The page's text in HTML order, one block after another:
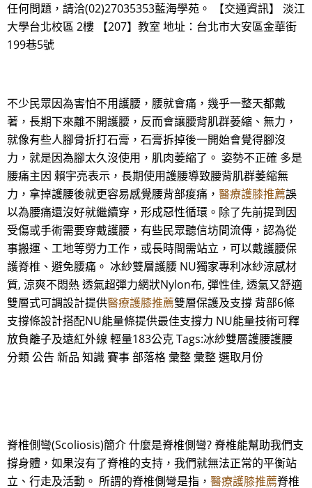
任何問題，請洽(02)27035353藍海學苑。 【交通資訊】 淡江
大學台北校區 2樓 【207】教室 地址：台北市大安區金華街
199巷5號
不少民眾因為害怕不用護腰，腰就會痛，幾乎一整天都戴
著，長期下來離不開護腰，反而會讓腰背肌群萎縮、無力，
就像有些人腳骨折打石膏，石膏拆掉後一開始會覺得腳沒
力，就是因為腳太久沒使用，肌肉萎縮了。 姿勢不正確 多是
腰痛主因 賴宇亮表示，長期使用護腰導致腰背肌群萎縮無
力，拿掉護腰後就更容易感覺腰背部痠痛， 醫療護膝推薦誤
以為腰痛還沒好就繼續穿，形成惡性循環。除了先前提到因
受傷或手術需要穿戴護腰，有些民眾聽信坊間流傳，認為從
事搬運、工地等勞力工作，或長時間需站立，可以戴護腰保
護脊椎、避免腰痛。 冰紗雙層護腰 NU獨家專利冰紗涼感材
質, 涼爽不悶熱 透氣超彈力網狀Nylon布, 彈性佳, 透氣又舒適
雙層式可調設計提供醫療護膝推薦雙層保護及支撐 背部6條
支撐條設計搭配NU能量條提供最佳支撐力 NU能量技術可釋
放負離子及遠紅外線 輕量183公克 Tags:冰紗雙層護腰護腰
分類 公告 新品 知識 賽事 部落格 彙整 彙整 選取月份
脊椎側彎(Scoliosis)簡介 什麼是脊椎側彎? 脊椎能幫助我們支
撐身體，如果沒有了脊椎的支持，我們就無法正常的平衡站
立、行走及活動。 所謂的脊椎側彎是指， 醫療護膝推薦脊椎